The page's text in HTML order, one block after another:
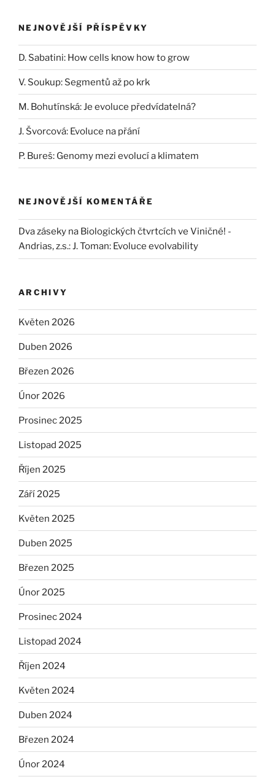
NEJNOVĚJŠÍ PŘÍSPĚVKY
D. Sabatini: How cells know how to grow
V. Soukup: Segmentů až po krk
M. Bohutínská: Je evoluce předvídatelná?
J. Švorcová: Evoluce na přání
P. Bureš: Genomy mezi evolucí a klimatem
NEJNOVĚJŠÍ KOMENTÁŘE
Dva záseky na Biologických čtvrtcích ve Viničné! -
Andrias, z.s.:J. Toman: Evoluce evolvability
ARCHIVY
Květen 2026
Duben 2026
Březen 2026
Únor 2026
Prosinec 2025
Listopad 2025
Říjen 2025
Září 2025
Květen 2025
Duben 2025
Březen 2025
Únor 2025
Prosinec 2024
Listopad 2024
Říjen 2024
Květen 2024
Duben 2024
Březen 2024
Únor 2024